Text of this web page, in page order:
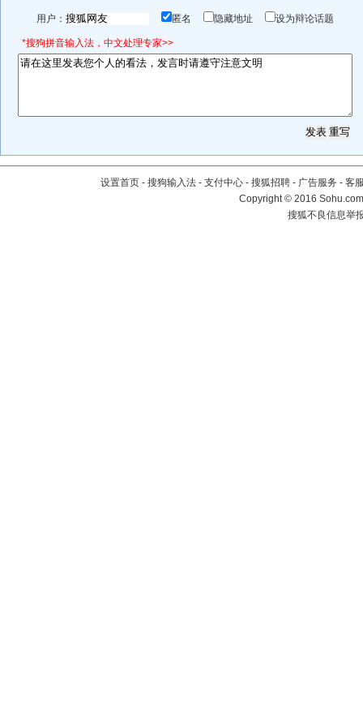
用户： 匿名 隐藏地址 设为辩论话题
*搜狗拼音输入法，中文处理专家>>
设置首页 - 搜狗输入法 - 支付中心 - 搜狐招聘 - 广告服务 - 客
Copyright©2016
搜狐不良信息举